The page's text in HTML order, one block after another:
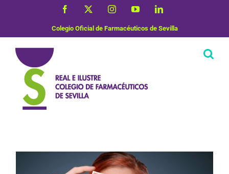
Facebook InstagramYouTubeLinkedIn
Colegio Oficial de Farmacéuticos de Sevilla